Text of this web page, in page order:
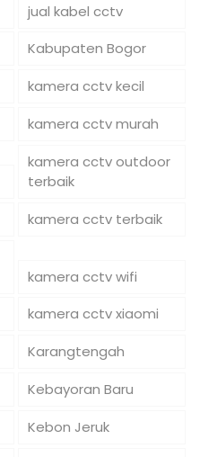
jual kabel cctv
Kabupaten Bogor
kamera cctv kecil
kamera cctv murah
kamera cctv outdoor
terbaik
kamera cctv terbaik
kamera cctv wifi
kamera cctv xiaomi
Karangtengah
Kebayoran Baru
Kebon Jeruk